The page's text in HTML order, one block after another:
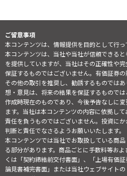
ご留意事項
本コンテンツは、情報提供を目的として行っ
本コンテンツは、当社や当社が信頼できる
を提供していますが、当社はその正確性や
保証するものではございません。有価証券の
その他の取引を推奨し、勧誘するものでは
想・意見は、将来の結果を保証するもので
作成時現在のものであり、今後予告なしに
ます。当社は本コンテンツの内容に依拠し
責任を負うものではございません。投資に
判断と責任でなさるようお願いいたします。
本コンテンツでは当社でお取扱している商
る部分があります。商品ごとに手数料等お
くは「契約締結前交付書面」、「上場有価
論見書補完書面」または当社ウェブサイトの